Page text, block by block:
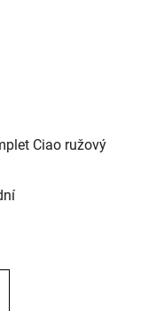
Ciao ružový